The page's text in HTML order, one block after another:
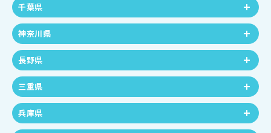
千葉県
神奈川県
長野県
三重県
兵庫県